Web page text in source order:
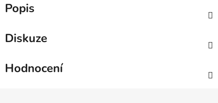
Popis
Diskuze
Hodnocení